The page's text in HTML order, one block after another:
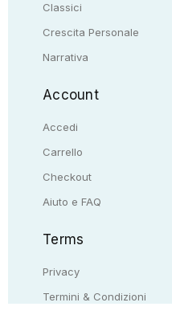
Classici
Crescita Personale
Narrativa
Account
Accedi
Carrello
Checkout
Aiuto e FAQ
Terms
Privacy
Termini & Condizioni